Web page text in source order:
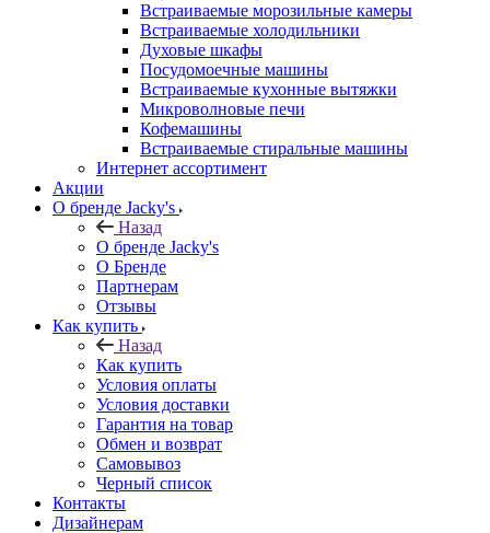
Встраиваемые морозильные камеры
Встраиваемые холодильники
Духовые шкафы
Посудомоечные машины
Встраиваемые кухонные вытяжки
Микроволновые печи
Кофемашины
Встраиваемые стиральные машины
Интернет ассортимент
Акции
О бренде Jacky's
Назад
О бренде Jacky's
О Бренде
Партнерам
Отзывы
Как купить
Назад
Как купить
Условия оплаты
Условия доставки
Гарантия на товар
Обмен и возврат
Самовывоз
Черный список
Контакты
Дизайнерам